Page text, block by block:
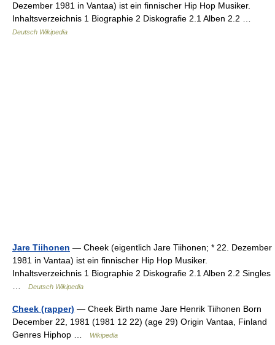
Dezember 1981 in Vantaa) ist ein finnischer Hip Hop Musiker.
Inhaltsverzeichnis 1 Biographie 2 Diskografie 2.1 Alben 2.2 …
Deutsch Wikipedia
Jare Tiihonen — Cheek (eigentlich Jare Tiihonen; * 22. Dezember
1981 in Vantaa) ist ein finnischer Hip Hop Musiker.
Inhaltsverzeichnis 1 Biographie 2 Diskografie 2.1 Alben 2.2 Singles
Deutsch Wikipedia
Cheek (rapper) — Cheek Birth name Jare Henrik Tiihonen Born
December 22, 1981 (1981 12 22) (age 29) Origin Vantaa, Finland
Genres Hiphop …
Wikipedia